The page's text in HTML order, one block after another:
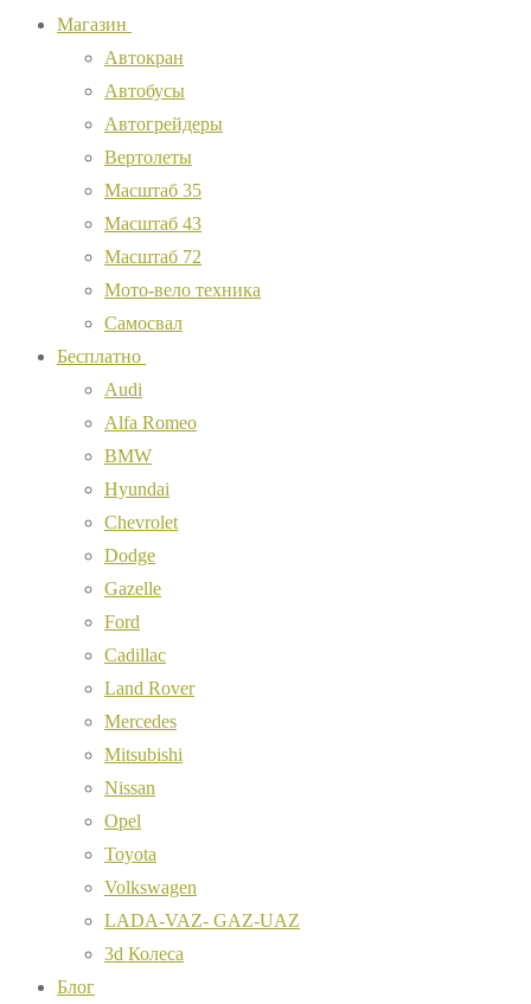
Магазин
Автокран
Автобусы
Автогрейдеры
Вертолеты
Масштаб 35
Масштаб 43
Масштаб 72
Мото-вело техника
Самосвал
Бесплатно
Audi
Alfa Romeo
BMW
Hyundai
Chevrolet
Dodge
Gazelle
Ford
Cadillac
Land Rover
Mercedes
Mitsubishi
Nissan
Opel
Toyota
Volkswagen
LADA-VAZ- GAZ-UAZ
3d Колеса
Блог